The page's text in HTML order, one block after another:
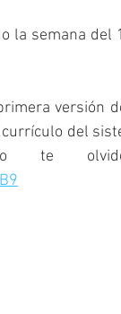
la semana
versión
del
no te